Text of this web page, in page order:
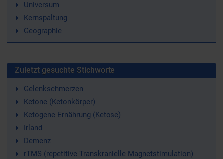
Universum
Kernspaltung
Geographie
Zuletzt gesuchte Stichworte
Gelenkschmerzen
Ketone (Ketonkörper)
Ketogene Ernährung (Ketose)
Irland
Demenz
rTMS (repetitive Transkranielle Magnetstimulation)